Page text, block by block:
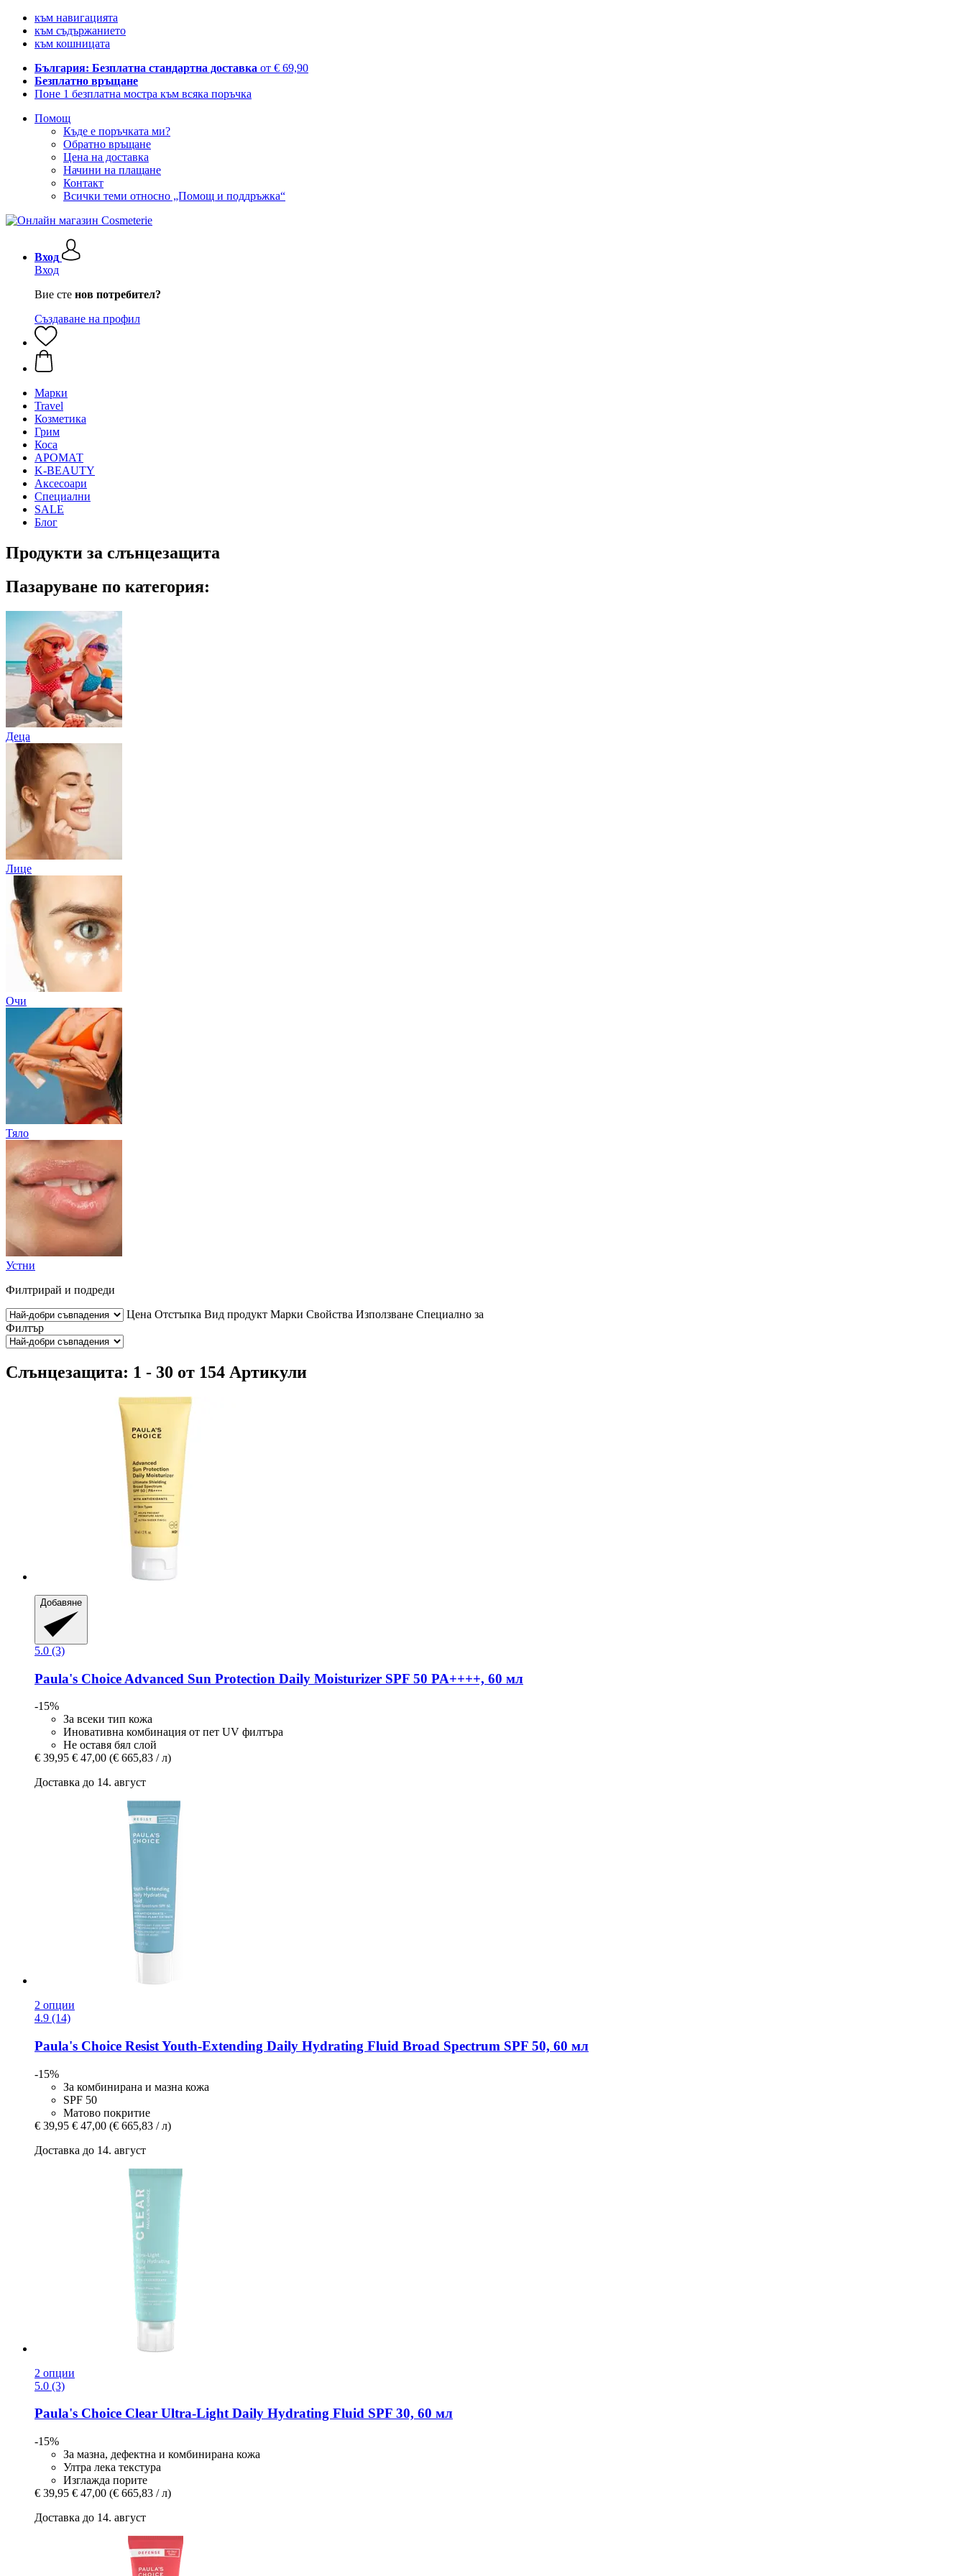
към навигацията
към съдържанието
към кошницата
България: Безплатна стандартна доставка от € 69,90
Безплатно връщане
Поне 1 безплатна мостра към всяка поръчка
Помощ
Къде е поръчката ми?
Обратно връщане
Цена на доставка
Начини на плащане
Контакт
Всички теми относно „Помощ и поддръжка“
Вход
Вход
Вие сте нов потребител?
Създаване на профил
Mарки
Travel
Козметика
Грим
Коса
АРОМАТ
K-BEAUTY
Аксесоари
Специални
SALE
Блог
Продукти за слънцезащита
Пазаруване по категория:
Деца
Лице
Очи
Тяло
Устни
Филтрирай и подреди
Цена Отстъпка Вид продукт Марки Свойства Използване Специално за
Филтър
Слънцезащита: 1 - 30 от 154 Артикули
Добавяне
5.0 (3)
Paula's Choice Advanced Sun Protection Daily Moisturizer SPF 50 PA++++, 60 мл
-15%
За всеки тип кожа
Иновативна комбинация от пет UV филтъра
Не оставя бял слой
€ 39,95 € 47,00 (€ 665,83 / л)
Доставка до 14. август
2 опции
4.9 (14)
Paula's Choice Resist Youth-​Extending Daily Hydrating Fluid Broad Spectrum SPF 50, 60 мл
-15%
За комбинирана и мазна кожа
SPF 50
Матово покритие
€ 39,95 € 47,00 (€ 665,83 / л)
Доставка до 14. август
2 опции
5.0 (3)
Paula's Choice Clear Ultra-​Light Daily Hydrating Fluid SPF 30, 60 мл
-15%
За мазна, дефектна и комбинирана кожа
Ултра лека текстура
Изглажда порите
€ 39,95 € 47,00 (€ 665,83 / л)
Доставка до 14. август